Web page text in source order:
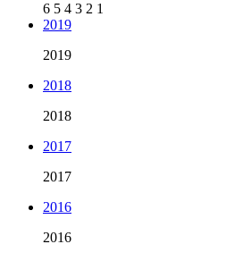
6 5 4 3 2 1
2019
2019
2018
2018
2017
2017
2016
2016